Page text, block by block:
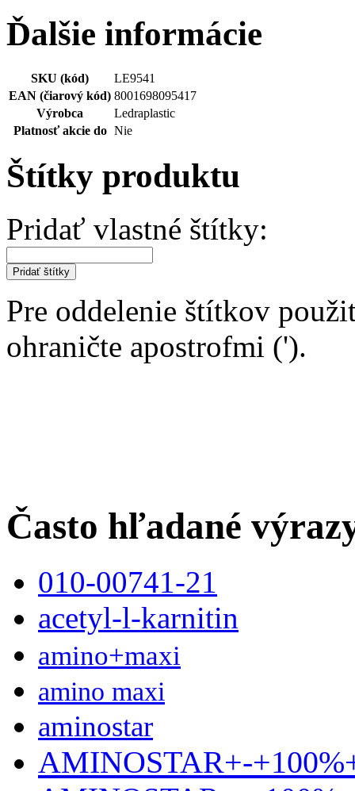
Ďalšie informácie
SKU (kód)
LE9541
EAN (čiarový kód) 8001698095417
Výrobca
Ledraplastic
Platnosť akcie do Nie
Štítky produktu
Pridať vlastné štítky:
Pridať štítky
Pre oddelenie štítkov
ohraničte apostrofmi (').
Často hľadané
010-00741-21
acetyl-l-karnitin
amino+maxi
amino maxi
aminostar
AMINOSTAR+-